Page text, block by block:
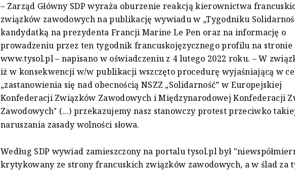
– Zarząd Główny SDP wyraża oburzenie reakcją kierownictwa
związków zawodowych na publikację wywiadu w „Tygodniku
kandydatką na prezydenta Francji Marine Le Pen oraz na informację o
prowadzeniu przez ten tygodnik francuskojęzycznego profilu na stronie
www.tysol.pl – napisano w oświadczeniu z 4 lutego 2022 roku. – W
iż w konsekwencji w/w publikacji wszczęto procedurę wyjaśniającą w
„zastanowienia się nad obecnością NSZZ „Solidarność” w Europejskiej
Konfederacji Związków Zawodowych i Międzynarodowej Konfederacji
Zawodowych” (...) przekazujemy nasz stanowczy protest przeciwko
naruszania zasady wolności słowa.
Według SDP wywiad zamieszczony na portalu tysol.pl był
krytykowany ze strony francuskich związków zawodowych, a w ślad za